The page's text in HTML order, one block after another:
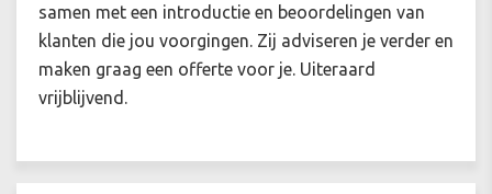
samen met een introductie en beoordelingen van
klanten die jou voorgingen. Zij adviseren je verder en
maken graag een offerte voor je. Uiteraard
vrijblijvend.